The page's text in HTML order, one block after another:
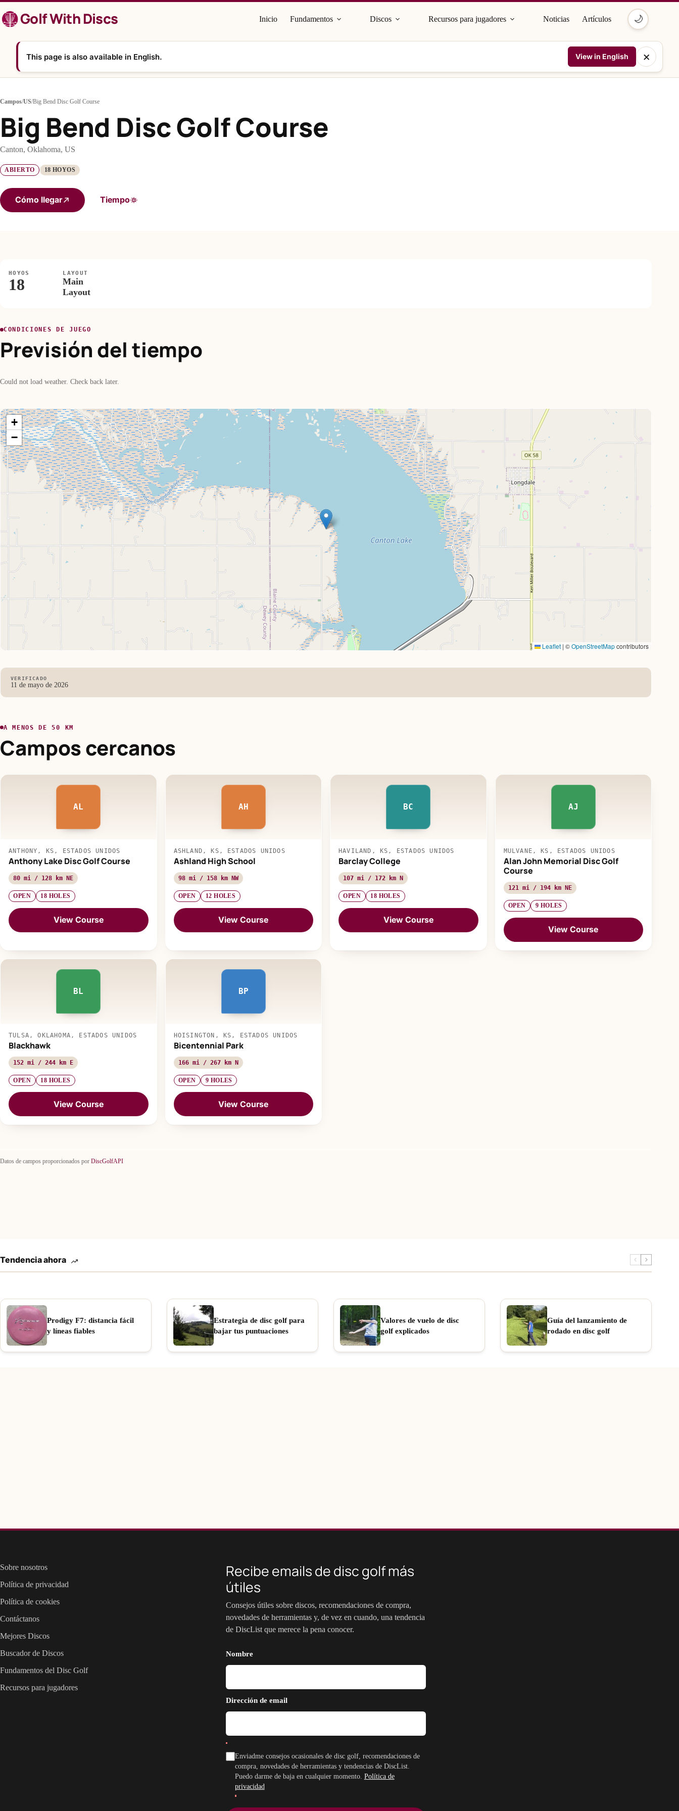
al
contenidoGolf With Discs Inicio Fundamentos Discos Recursos para jugadores Noticias Artículos 🌙
This page is also available in English. View in English ×
Campos/US/Big Bend Disc Golf Course
Big Bend Disc Golf Course
Canton, Oklahoma, US
ABIERTO 18 HOYOS
Cómo llegar Tiempo
HOYOS
18
LAYOUT
Main
Layout
CONDICIONES DE JUEGO
Previsión del tiempo
Could not load weather. Check back later.
+
−
Leaflet | ©OpenStreetMapcontributors
VERIFICADO
11 de mayo de 2026
A MENOS DE 50 KM
Campos cercanos
AL
ANTHONY, KS, ESTADOS UNIDOS
Anthony Lake Disc Golf Course
80 mi / 128 km NE
OPEN 18 HOLES
View Course
AH
ASHLAND, KS, ESTADOS UNIDOS
Ashland High School
98 mi / 158 km NW
OPEN 12 HOLES
View Course
BC
HAVILAND, KS, ESTADOS UNIDOS
Barclay College
107 mi / 172 km N
OPEN 18 HOLES
View Course
AJ
MULVANE, KS, ESTADOS UNIDOS
Alan John Memorial Disc Golf
Course
121 mi / 194 km NE
OPEN 9 HOLES
View Course
BL
TULSA, OKLAHOMA, ESTADOS UNIDOS
Blackhawk
152 mi / 244 km E
OPEN 18 HOLES
View Course
BP
HOISINGTON, KS, ESTADOS UNIDOS
Bicentennial Park
166 mi / 267 km N
OPEN 9 HOLES
View Course
Datos de campos proporcionados por DiscGolfAPI
Tendencia ahora
Prodigy F7: distancia fácil
y líneas fiables
Estrategia de disc golf para
bajar tus puntuaciones
Valores de vuelo de disc
golf explicados
Guía del lanzamiento de
rodado en disc golf
Sobre nosotros
Política de privacidad
Política de cookies
Contáctanos
Mejores Discos
Buscador de Discos
Fundamentos del Disc Golf
Recursos para jugadores
Recibe emails de disc golf más
útiles
Consejos útiles sobre discos, recomendaciones de compra,
novedades de herramientas y, de vez en cuando, una tendencia
de DiscList que merece la pena conocer.
Nombre
Dirección de email
Enviadme consejos ocasionales de disc golf, recomendaciones de
compra, novedades de herramientas y tendencias de DiscList.
Puedo darme de baja en cualquier momento. Política de
privacidad